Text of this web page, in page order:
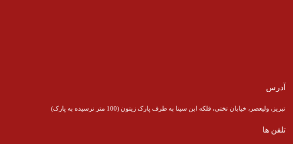
آدرس
تبریز، ولیعصر، خیابان تختی، فلکه ابن سینا به طرف پارک زیتون (100 متر نرسیده به پارک)
تلفن ها